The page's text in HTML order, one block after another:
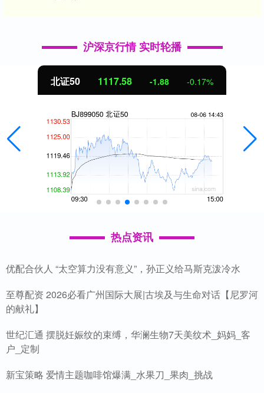
沪深京行情 实时轮播
北证50 1117.58 -1.88 -0.17%
热点资讯
优配合伙人 “太空算力没有意义”，孙正义给马斯克泼冷水
至尊配资 2026必看广州国际大展|古埃及与生命对话【尼罗河
的献礼】
世纪汇通 摆脱妊娠纹的束缚，华澜生物7天美纹术_妈妈_客
户_定制
新宝策略 爱情主题咖啡馆爆满_水果刀_果肉_挑战